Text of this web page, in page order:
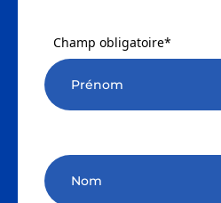
Champ obligatoire*